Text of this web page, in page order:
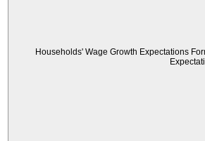
Households' Wage Growth Expectations